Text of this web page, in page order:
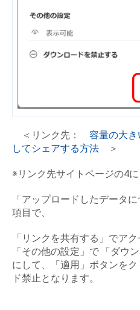
＜リンク先： 容量の大き
してシェアする方法 ＞
※リンク先サイトページの4に
「アップロードしたデータ
項目で、
「リンクを共有する」でア
「その他の設定」で
「ダウ
にして、「適用」ボタンを
ド禁止となります。